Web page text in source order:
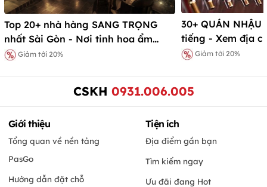
Top 20+ nhà hàng SANG TRỌNG
nhất Sài Gòn - Nơi tinh hoa ẩm
thực hội tụ!
Giảm tới 20%
30+ QUÁN
tiếng - Xem địa
nhấtGiảm tới 20%
CSKH 0931.006.005
Giới thiệu
Tổng quan về nền tảng
PasGo
Hướng dẫn đặt chỗ
Tiện ích
Địa điểm gần bạn
Tìm kiếm ngay
Ưu đãi đang Hot